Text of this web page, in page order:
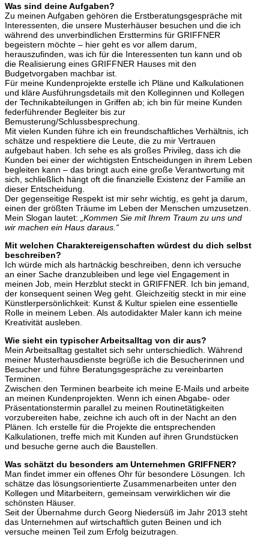
Was sind deine Aufgaben?
Zu meinen Aufgaben gehören die Erstberatungsgespräche mit
Interessenten, die unsere Musterhäuser besuchen und die ich
während des unverbindlichen Ersttermins für GRIFFNER
begeistern möchte – hier geht es vor allem darum,
herauszufinden, was ich für die Interessenten tun kann und ob
die Realisierung eines GRIFFNER Hauses mit den
Budgetvorgaben machbar ist.
Für meine Kundenprojekte erstelle ich Pläne und Kalkulationen
und kläre Ausführungsdetails mit den Kolleginnen und Kollegen
der Technikabteilungen in Griffen ab; ich bin für meine Kunden
federführender Begleiter bis zur
Bemusterung/Schlussbesprechung.
Mit vielen Kunden führe ich ein freundschaftliches Verhältnis, ich
schätze und respektiere die Leute, die zu mir Vertrauen
aufgebaut haben. Ich sehe es als großes Privileg, dass ich die
Kunden bei einer der wichtigsten Entscheidungen in ihrem Leben
begleiten kann – das bringt auch eine große Verantwortung mit
sich, schließlich hängt oft die finanzielle Existenz der Familie an
dieser Entscheidung.
Der gegenseitige Respekt ist mir sehr wichtig, es geht ja darum,
einen der größten Träume im Leben der Menschen umzusetzen.
Mein Slogan lautet:
„Kommen Sie mit Ihrem Traum zu uns und
wir machen ein Haus daraus.“
Mit welchen Charaktereigenschaften würdest du dich selbst
beschreiben?
Ich würde mich als hartnäckig beschreiben, denn ich versuche
an einer Sache dranzubleiben und lege viel Engagement in
meinen Job, mein Herzblut steckt in GRIFFNER. Ich bin jemand,
der konsequent seinen Weg geht. Gleichzeitig steckt in mir eine
Künstlerpersönlichkeit: Kunst & Kultur spielen eine essentielle
Rolle in meinem Leben. Als autodidakter Maler kann ich meine
Kreativität ausleben.
Wie sieht ein typischer Arbeitsalltag von dir aus?
Mein Arbeitsalltag gestaltet sich sehr unterschiedlich. Während
meiner Musterhausdienste begrüße ich die Besucherinnen und
Besucher und führe Beratungsgespräche zu vereinbarten
Terminen.
Zwischen den Terminen bearbeite ich meine E-Mails und arbeite
an meinen Kundenprojekten. Wenn ich einen Abgabe- oder
Präsentationstermin parallel zu meinen Routinetätigkeiten
vorzubereiten habe, zeichne ich auch oft in der Nacht an den
Plänen. Ich erstelle für die Projekte die entsprechenden
Kalkulationen, treffe mich mit Kunden auf ihren Grundstücken
und besuche gerne auch die Baustellen.
Was schätzt du besonders am Unternehmen GRIFFNER?
Man findet immer ein offenes Ohr für besondere Lösungen. Ich
schätze das lösungsorientierte Zusammenarbeiten unter den
Kollegen und Mitarbeitern, gemeinsam verwirklichen wir die
schönsten Häuser.
Seit der Übernahme durch Georg Niedersüß im Jahr 2013 steht
das Unternehmen auf wirtschaftlich guten Beinen und ich
versuche meinen Teil zum Erfolg beizutragen.